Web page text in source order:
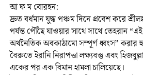
আ ফ ম বোরহন:
দ্রুত বর্ধমান যুদ্ধ পঞ্চম দিনে প্রবেশ করে
পর্যন্ত পৌঁছে যাওয়ার সাথে সাথে তেহরান
অর্থনৈতিক অবকাঠামো সম্পূর্ণ ধ্বংস” করার
বৈরুতে ইরানি নিরাপত্তা লক্ষ্যবস্তু এবং
একের পর এক বিমান হামলা চালিয়েছে।